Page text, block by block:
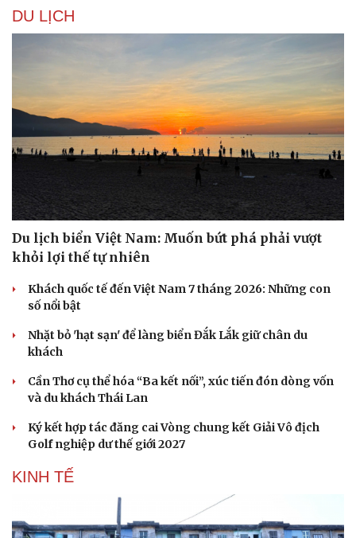
DU LỊCH
Du lịch biển Việt Nam: Muốn bứt phá phải vượt
khỏi lợi thế tự nhiên
Khách quốc tế đến Việt Nam 7 tháng 2026: Những con
số nổi bật
Nhặt bỏ 'hạt sạn' để làng biển Đắk Lắk giữ chân du
khách
Cần Thơ cụ thể hóa “Ba kết nối”, xúc tiến đón dòng vốn
và du khách Thái Lan
Ký kết hợp tác đăng cai Vòng chung kết Giải Vô địch
Golf nghiệp dư thế giới 2027
KINH TẾ